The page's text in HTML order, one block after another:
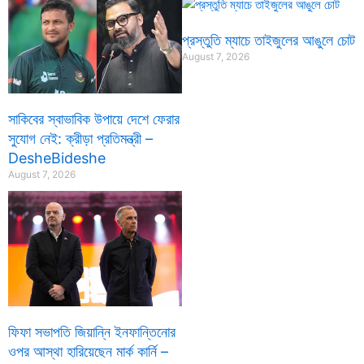
সাকিবের স্বাভাবিক উপায়ে দেশে ফেরার
সুযোগ নেই: ক্রীড়া প্রতিমন্ত্রী –
DesheBideshe
August 7, 2026
প্রস্তুতি ম্যাচে তাইজুলের আঙুলে চোট
August 7, 2026
ফিফা সভাপতি জিয়ান্নি ইনফান্তিনোর
ওপর আস্থা হারিয়েছেন মার্ক কার্নি –